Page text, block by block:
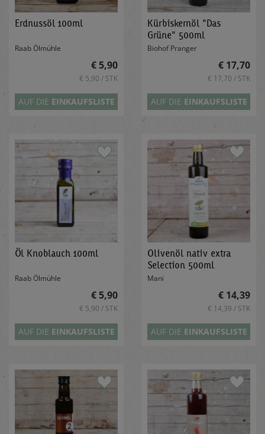
Erdnussöl 100ml
Raab Ölmühle
€ 5,90
€ 5,90 / STK
AUF DIE EINKAUFSLISTE
Kürbiskernöl "Das
Grüne" 500ml
Biohof Pranger
€ 17,70
€ 17,70 / STK
AUF DIE EINKAUFSLISTE
Öl Knoblauch 100ml
Raab Ölmühle
€ 5,90
€ 5,90 / STK
AUF DIE EINKAUFSLISTE
Olivenöl nativ extra
Selection 500ml
Mani
€ 14,39
€ 14,39 / STK
AUF DIE EINKAUFSLISTE